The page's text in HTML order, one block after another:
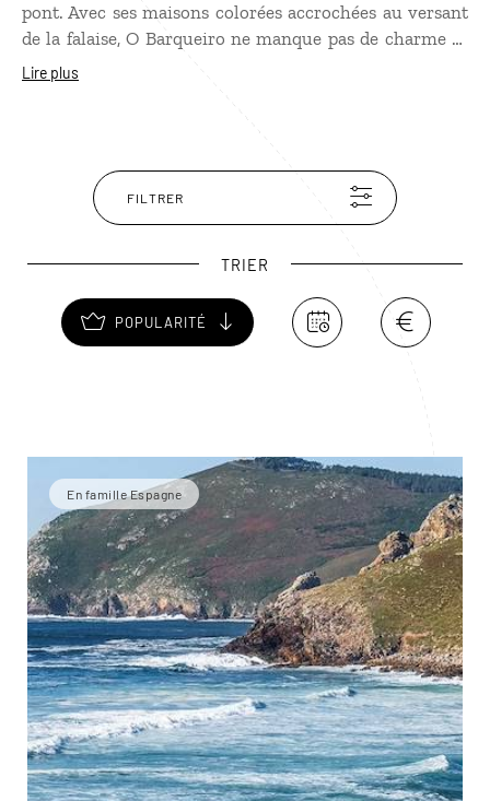
pont. Avec ses maisons colorées accrochées au versant
de la falaise, O Barqueiro ne manque pas de charme ni
de bons restaurants. Le village est en effet réputé pour
Lire plus
FILTRER
TRIER
POPULARITÉ
En famille Espagne